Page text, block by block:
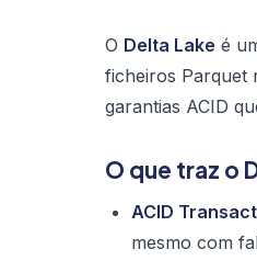
O Delta Lake é
ficheiros Parquet
garantias ACID
O que traz o
ACID
mesmo com